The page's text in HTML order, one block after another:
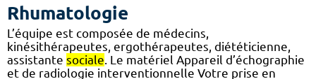
Rhumatologie
L’équipe est composée de médecins,
kinésithérapeutes, ergothérapeutes, diététicienne,
assistante sociale. Le matériel Appareil d’échographie
et de radiologie interventionnelle Votre prise en